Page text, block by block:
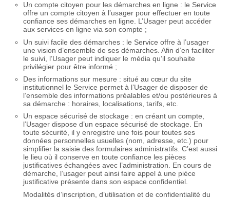
Un compte citoyen pour les démarches en ligne : le Service
offre un compte citoyen à l’usager pour effectuer en toute
confiance ses démarches en ligne. L’Usager peut accéder
aux services en ligne via son compte ;
Un suivi facile des démarches : le Service offre à l’usager
une vision d’ensemble de ses démarches. Afin d’en faciliter
le suivi, l’Usager peut indiquer le média qu’il souhaite
privilégier pour être informé ;
Des informations sur mesure : situé au cœur du site
institutionnel le Service permet à l’Usager de disposer de
l’ensemble des informations préalables et/ou postérieures à
sa démarche : horaires, localisations, tarifs, etc.
Un espace sécurisé de stockage : en créant un compte,
l’Usager dispose d’un espace sécurisé de stockage. En
toute sécurité, il y enregistre une fois pour toutes ses
données personnelles usuelles (nom, adresse, etc.) pour
simplifier la saisie des formulaires administratifs. C’est aussi
le lieu où il conserve en toute confiance les pièces
justificatives échangées avec l’administration. En cours de
démarche, l’usager peut ainsi faire appel à une pièce
justificative présente dans son espace confidentiel.
Modalités d’inscription, d’utilisation et de confidentialité du